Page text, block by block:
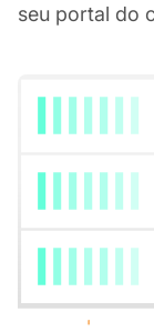
seu portal do